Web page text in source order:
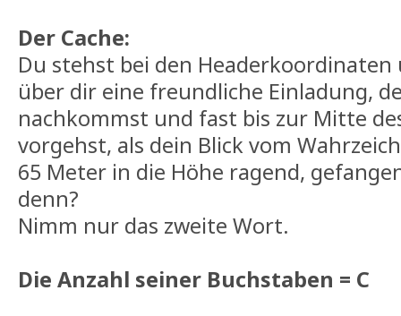
Der Cache:
Du stehst bei den
über dir eine freundliche Einladung,
nachkommst und fast bis zur Mitte
vorgehst, als dein Blick vom
65 Meter in die Höhe ragend,
denn?
Nimm nur das zweite Wort.
Die Anzahl seiner Buchstaben = C